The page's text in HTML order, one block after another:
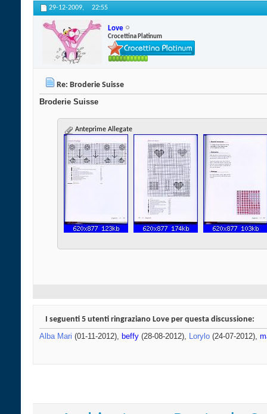
29-12-2009, 22:55
Love
Crocettina Platinum
Re: Broderie Suisse
Broderie Suisse
Anteprime Allegate
I seguenti 5 utenti ringraziano Love per questa discussione:
Alba Mari (01-11-2012), beffy (28-08-2012), Lorylo (24-07-2012),